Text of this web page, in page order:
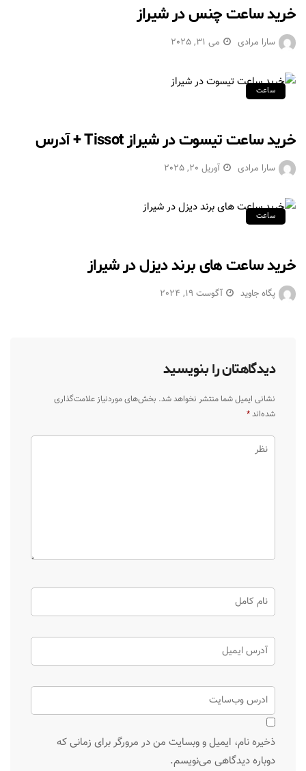
خرید ساعت چنس در شیراز
سارا مرادی می 31, 2025
ساعت
خرید ساعت تیسوت در شیراز Tissot + آدرس
سارا مرادی آوریل 20, 2025
ساعت
خرید ساعت های برند دیزل در شیراز
پگاه جاوید آگوست 19, 2024
دیدگاهتان را بنویسید
نشانی ایمیل شما منتشر نخواهد شد. بخش‌های موردنیاز علامت‌گذاری
شده‌اند*
ذخیره نام، ایمیل و وبسایت من در مرورگر برای زمانی که
دوباره دیدگاهی می‌نویسم.